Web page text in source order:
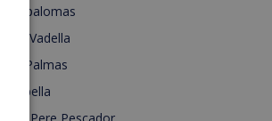
Maspalomas
Cala Vadella
Las Palmas
Marbella